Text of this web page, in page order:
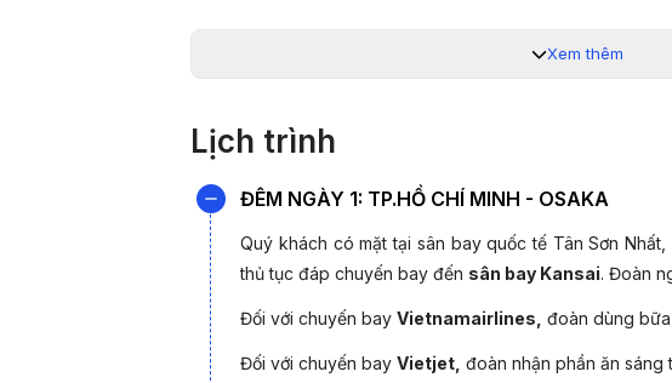
ĐIỂM NỔI BẬT TOUR NHẬT BẢN 5 ngày 5 đêm DỊP LỄ 2/9:
- Trải nghiệm ẩm thực Nhật Bản với thực đơn phong
Tuyết trứ danh
- Thưởng thức Maiko Show với các màn biểu diễn của
Xem thêm
Lịch trình
ĐÊM NGÀY 1: TP.HỒ CHÍ MINH - OSAKA
Quý khách có mặt tại sân bay quốc tế Tân Sơn
thủ tục đáp chuyến bay đến sân bay Kansai. Đoàn
Đối với chuyến bayVietnamairlines, đoàn dùng
Đối với chuyến bayVietjet, đoàn nhận phần ăn sáng